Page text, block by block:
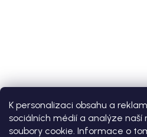
K personalizaci obsahu a
sociálních médií a analýze naší
soubory cookie. Informace o